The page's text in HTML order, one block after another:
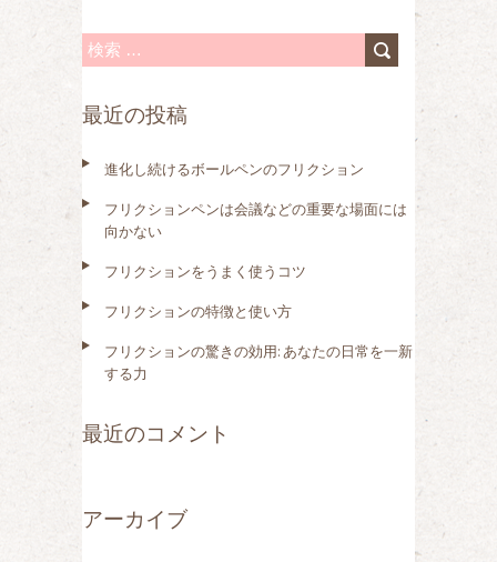
検
:最近の投稿
進化し続けるボールペンのフリクション
フリクションペンは会議などの重要な場面には
向かない
フリクションをうまく使うコツ
フリクションの特徴と使い方
フリクションの驚きの効用: あなたの日常を一新
する力
最近のコメント
アーカイブ